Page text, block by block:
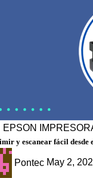
EPSON
y escanear fácil desde
Pontec May 2,